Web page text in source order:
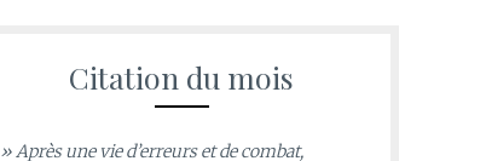
Citation du mois
» Après une vie d’erreurs et de combat,